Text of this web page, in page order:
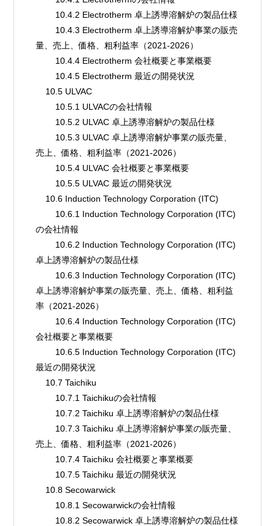
        10.4.2 Electrotherm 卓上誘導溶解炉の製品仕様
量、売上、価格、粗利益率（2021-2026）
        10.4.4 Electrotherm 会社概要と事業概要
        10.4.5 Electrotherm 最近の開発状況
    10.5 ULVAC
        10.5.1 ULVACの会社情報
        10.5.2 ULVAC 卓上誘導溶解炉の製品仕様
売上、価格、粗利益率（2021-2026）
        10.5.4 ULVAC 会社概要と事業概要
        10.5.5 ULVAC 最近の開発状況
    10.6 Induction Technology Corporation (ITC)
の会社情報
卓上誘導溶解炉の製品仕様
卓上誘導溶解炉事業の販売量、売上、価格、粗利益
率（2021-2026）
会社概要と事業概要
最近の開発状況
    10.7 Taichiku
        10.7.1 Taichikuの会社情報
        10.7.2 Taichiku 卓上誘導溶解炉の製品仕様
売上、価格、粗利益率（2021-2026）
        10.7.4 Taichiku 会社概要と事業概要
        10.7.5 Taichiku 最近の開発状況
    10.8 Secowarwick
        10.8.1 Secowarwickの会社情報
        10.8.2 Secowarwick 卓上誘導溶解炉の製品仕様